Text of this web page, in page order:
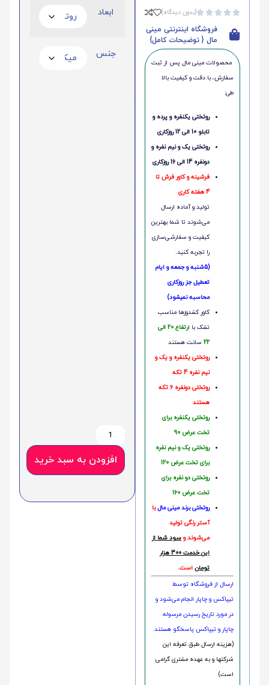




(بدون دیدگاه)
فروشگاه اینترنتی مینی
مال { توضیحات کامل}
محصولات مینی‌ مال پس از ثبت
سفارش، با دقت و کیفیت بالا
طی:
روتختی یکنفره و پرده و
تابلو 10 الی 12 روزکاری
روتختی یک و نیم نفره و
دونفره 14 الی 16 روزکاری
فرشینه و کاور فرش تا
4 هفته کاری
تولید و آماده ارسال
می‌شوند تا شما بهترین
کیفیت و سفارشی‌سازی
را تجربه کنید.
(5شنبه و جمعه و ایام
تعطیل جز روزکاری
محاسبه نمیشود)
کاور کشدوزها مناسب
تشک با ا
رتفاع 20 الی
22 سانت هستند
روتختی یکنفره و یک و
نیم نفره 4 تکه
روتختی دونفره 6 تکه
هستند
روتختی یکنفره برای
تخت عرض 90
روتختی یک و نیم نفره
برای تخت عرض 120
روتختی دو نفره برای
تخت عرض 160
روتختی‌ برند مینی مالبا
آستر رنگی تولید
می‌شوند و سود شما از
این خدمت 300 هزار
تومان است.
ارسال از فروشگاه توسط
تیپاکس و چاپار انجام می‌شود و
در مورد تاریخ رسیدن مرسوله
چاپار و تیپاکس پاسخگو هستند.
(هزینه ارسال طبق تعرفه این
شرکتها و به عهده مشتری گرامی
است)
ابعاد
جنس
افزودن به سبد خرید